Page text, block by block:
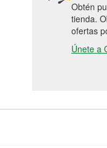
Obtén
tienda.
ofertas
Únete a